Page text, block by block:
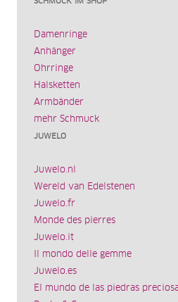
Damenringe
Anhänger
Ohrringe
Halsketten
Armbänder
mehr Schmuck
JUWELO
Juwelo.nl
Wereld van Edelstenen
Juwelo.fr
Monde des pierres
Juwelo.it
Il mondo delle gemme
Juwelo.es
El mundo de las piedras